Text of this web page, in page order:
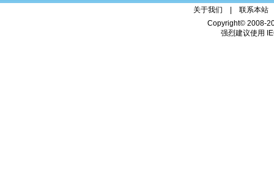
关于我们 | 联系本站
Copyright© 2008-
强烈建议使用